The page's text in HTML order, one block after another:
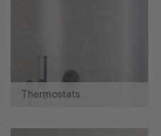
Thermostats